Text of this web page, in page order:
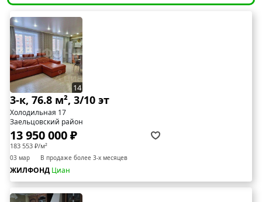
14
3-к, 76.8 м², 3/10 эт
Холодильная 17
Заельцовский район
13 950 000 ₽
183 553 ₽/м²
03 мар В продаже более 3-х месяцев
ЖИЛФОНД Циан